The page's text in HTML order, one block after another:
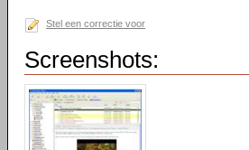
Stel een correctie voor
Screenshots: